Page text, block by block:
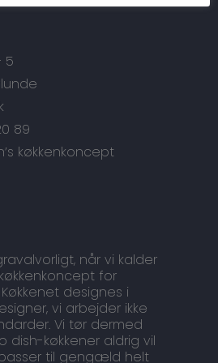
5
89
køkkenkoncept
når vi kalder
for
designes i
vi arbejder ikke
Vi tør dermed
dish-køkkener aldrig vil
til gengæld helt